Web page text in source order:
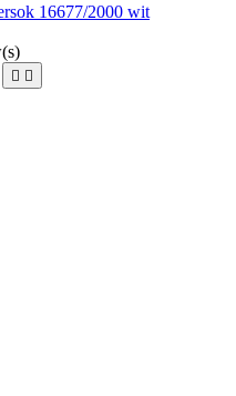
16677/2000 wit
 